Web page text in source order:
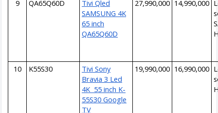
9 QA65Q60D
Tivi Qled
SAMSUNG 4K
65 inch
QA65Q60D
27,990,000 14,990,000
10 K55S30
Tivi Sony
Bravia 3 Led
4K 55 inch K-
55S30 Google
TV
19,990,000 16,990,000